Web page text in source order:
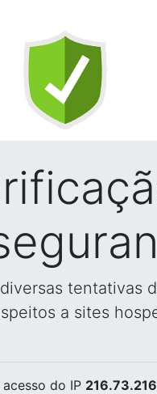
tentativas
a sites
do IP